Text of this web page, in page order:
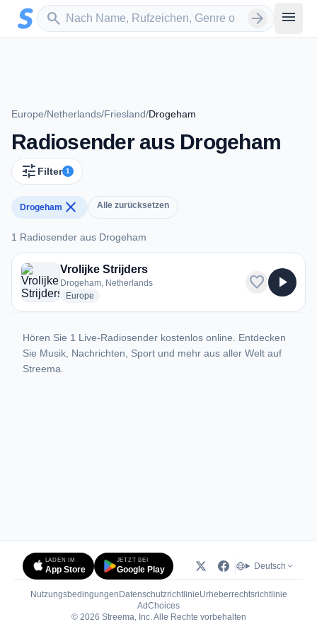
Zum Hauptinhalt springen
search
Sender suchen arrow_forward menu
Europe/Netherlands/Friesland/Drogeham
Radiosender aus Drogeham
tune Filter 1
Drogeham close Alle zurücksetzen
1 Radiosender aus Drogeham
1 Radiosender aus Drogeham
Vrolijke Strijders
Drogeham, Netherlands
Europe
favorite play_arrow
Hören Sie 1 Live-Radiosender kostenlos online. Entdecken
Sie Musik, Nachrichten, Sport und mehr aus aller Welt auf
Streema.
LADEN IM
App Store
JETZT BEI
Google Play Deutsch
Nutzungsbedingungen DatenschutzrichtlinieUrheberrechtsrichtlinie
AdChoices(öffnet in neuem Tab)
© 2026 Streema, Inc. Alle Rechte vorbehalten